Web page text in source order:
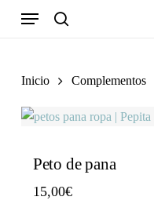
MenuCart
Cart
Inicio Complementos
Peto de pana
15,00€